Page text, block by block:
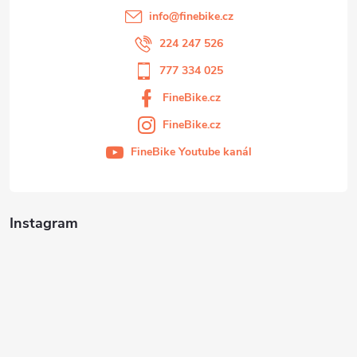
Instagram
info@finebike.cz
224 247 526
777 334 025
FineBike.cz
FineBike.cz
FineBike Youtube kanál